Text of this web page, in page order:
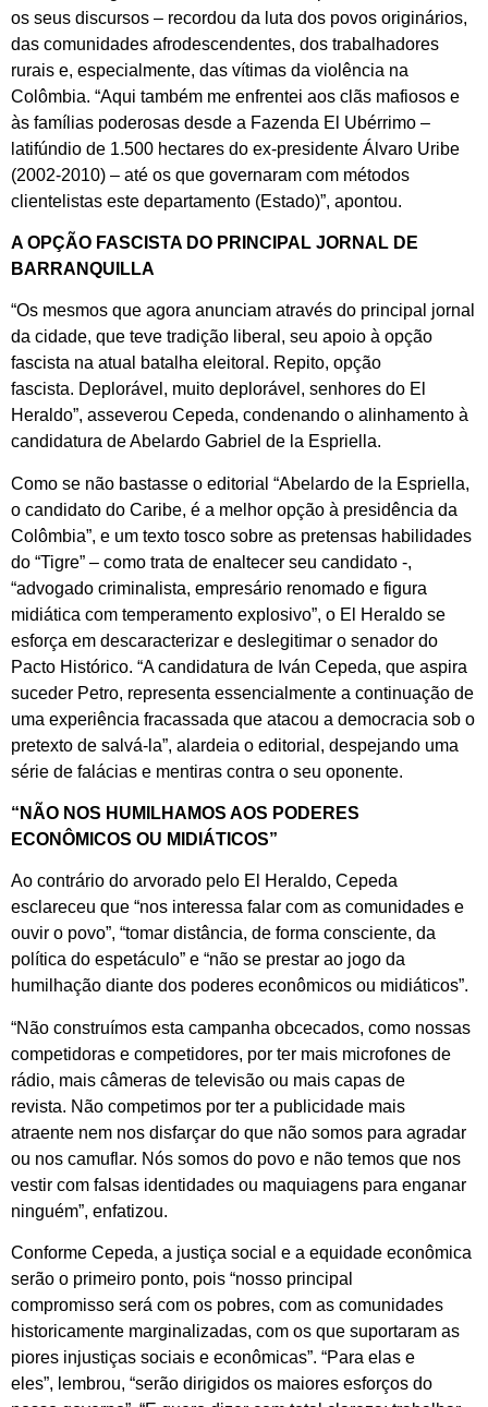
os seus discursos – recordou da luta dos povos originários,
das comunidades afrodescendentes, dos trabalhadores
rurais e, especialmente, das vítimas da violência na
Colômbia. “Aqui também me enfrentei aos clãs mafiosos e
às famílias poderosas desde a Fazenda El Ubérrimo –
latifúndio de 1.500 hectares do ex-presidente Álvaro Uribe
(2002-2010) – até os que governaram com métodos
clientelistas este departamento (Estado)”, apontou.
A OPÇÃO FASCISTA DO PRINCIPAL JORNAL DE
BARRANQUILLA
“Os mesmos que agora anunciam através do principal jornal
da cidade, que teve tradição liberal, seu apoio à opção
fascista na atual batalha eleitoral. Repito, opção
fascista. Deplorável, muito deplorável, senhores do El
Heraldo”, asseverou Cepeda, condenando o alinhamento à
candidatura de Abelardo Gabriel de la Espriella.
Como se não bastasse o editorial “Abelardo de la Espriella,
o candidato do Caribe, é a melhor opção à presidência da
Colômbia”, e um texto tosco sobre as pretensas habilidades
do “Tigre” – como trata de enaltecer seu candidato -,
“advogado criminalista, empresário renomado e figura
midiática com temperamento explosivo”, o El Heraldo se
esforça em descaracterizar e deslegitimar o senador do
Pacto Histórico. “A candidatura de Iván Cepeda, que aspira
suceder Petro, representa essencialmente a continuação de
uma experiência fracassada que atacou a democracia sob o
pretexto de salvá-la”, alardeia o editorial, despejando uma
série de falácias e mentiras contra o seu oponente.
“NÃO NOS HUMILHAMOS AOS PODERES
ECONÔMICOS OU MIDIÁTICOS”
Ao contrário do arvorado pelo El Heraldo, Cepeda
esclareceu que “nos interessa falar com as comunidades e
ouvir o povo”, “tomar distância, de forma consciente, da
política do espetáculo” e “não se prestar ao jogo da
humilhação diante dos poderes econômicos ou midiáticos”.
“Não construímos esta campanha obcecados, como nossas
competidoras e competidores, por ter mais microfones de
rádio, mais câmeras de televisão ou mais capas de
revista. Não competimos por ter a publicidade mais
atraente nem nos disfarçar do que não somos para agradar
ou nos camuflar. Nós somos do povo e não temos que nos
vestir com falsas identidades ou maquiagens para enganar
ninguém”, enfatizou.
Conforme Cepeda, a justiça social e a equidade econômica
serão o primeiro ponto, pois “nosso principal
compromisso será com os pobres, com as comunidades
historicamente marginalizadas, com os que suportaram as
piores injustiças sociais e econômicas”. “Para elas e
eles”, lembrou, “serão dirigidos os maiores esforços do